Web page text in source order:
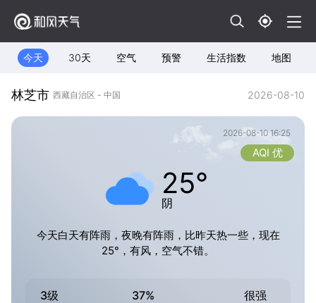
今天 30天 空气 预警 生活指数 地图
林芝市 西藏自治区 - 中国 2026-08-10
2026-08-10 16:25
25°
阴
AQI 优
今天白天有阵雨，夜晚有阵雨，比昨天热一些，现在
25°，有风，空气不错。
3级 37% 很强